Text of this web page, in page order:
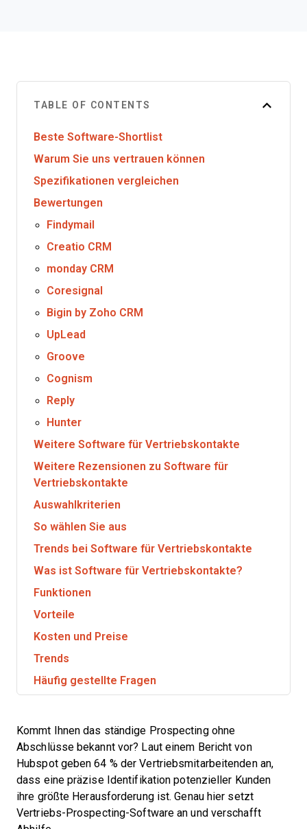
TABLE OF CONTENTS
Beste Software-Shortlist
Warum Sie uns vertrauen können
Spezifikationen vergleichen
Bewertungen
Findymail
Creatio CRM
monday CRM
Coresignal
Bigin by Zoho CRM
UpLead
Groove
Cognism
Reply
Hunter
Weitere Software für Vertriebskontakte
Weitere Rezensionen zu Software für
Vertriebskontakte
Auswahlkriterien
So wählen Sie aus
Trends bei Software für Vertriebskontakte
Was ist Software für Vertriebskontakte?
Funktionen
Vorteile
Kosten und Preise
Trends
Häufig gestellte Fragen
Kommt Ihnen das ständige Prospecting ohne
Abschlüsse bekannt vor? Laut einem Bericht von
Hubspot geben 64 % der Vertriebsmitarbeitenden an,
dass eine präzise Identifikation potenzieller Kunden
ihre größte Herausforderung ist. Genau hier setzt
Vertriebs-Prospecting-Software an und verschafft